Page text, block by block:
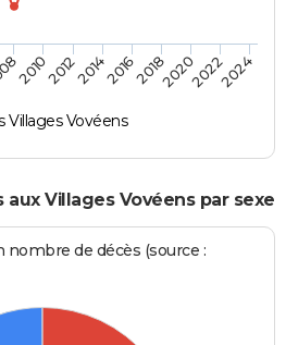
Villages Vovéens
20102012201420162018202020222024
Villages Vovéens par sexe
de décès (source :